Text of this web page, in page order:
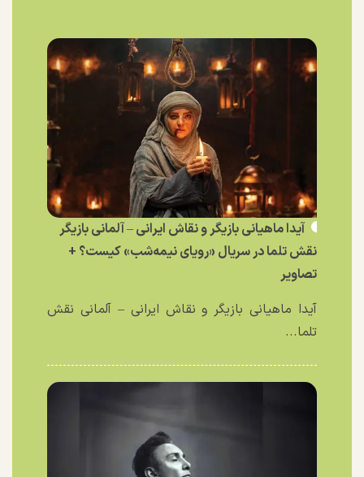
آیدا ماهیانی بازیگر و نقاش ایرانی – آلمانی بازیگر
نقش تلما در سریال «رویای نیمه‌شب» کیست؟ +
تصاویر
آیدا ماهیانی بازیگر و نقاش ایرانی – آلمانی نقش
تلما...